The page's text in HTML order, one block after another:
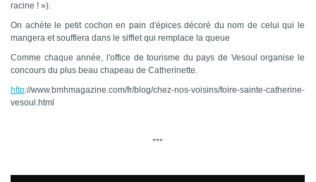
racine ! »).
On achète le petit cochon en pain d'épices décoré du nom de celui qui le
mangera et soufflera dans le sifflet qui remplace la queue
Comme chaque année, l'office de tourisme du pays de Vesoul organise le
concours du plus beau chapeau de Catherinette.
http://www.bmhmagazine.com/fr/blog/chez-nos-voisins/foire-sainte-catherine-
vesoul.html
***